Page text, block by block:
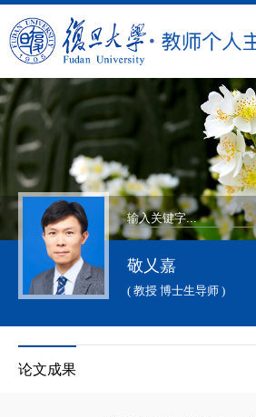
敬乂嘉
( 教授 博士生导师 )
论文成果